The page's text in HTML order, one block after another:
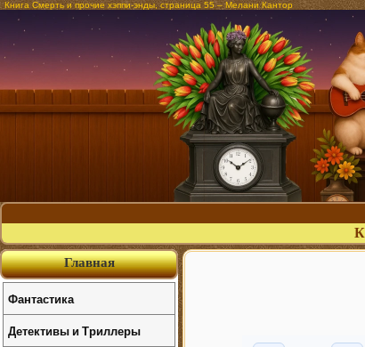
Книга Смерть и прочие хэппи-энды, страница 55 – Мелани Кантор
Главная
Фантастика
Детективы и Триллеры